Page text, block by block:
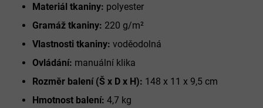
Materiál tkaniny: polyester
Gramáž tkaniny: 220 g/m²
Vlastnosti tkaniny: voděodolná
Ovládání: manuální klika
Rozměr balení (Š x D x H): 148 x 11 x 9,5 cm
Hmotnost balení: 4,7 kg